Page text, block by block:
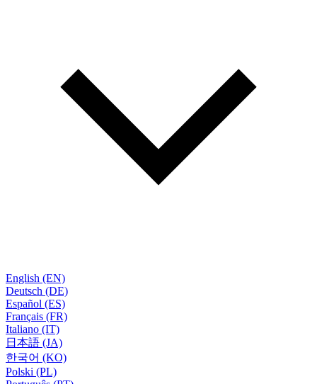
English (EN)
Deutsch (DE)
Español (ES)
Français (FR)
Italiano (IT)
日本語 (JA)
한국어 (KO)
Polski (PL)